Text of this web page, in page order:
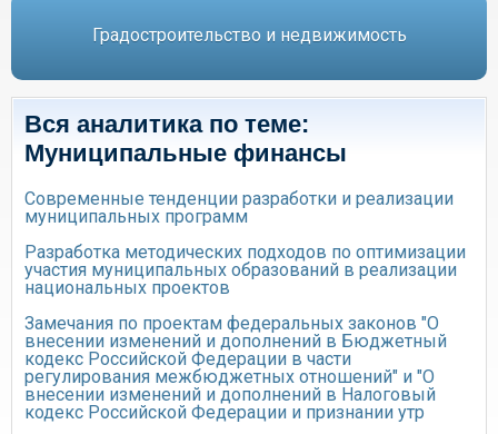
Градостроительство и недвижимость
Вся аналитика по теме:
Муниципальные финансы
Современные тенденции разработки и реализации
муниципальных программ
Разработка методических подходов по оптимизации
участия муниципальных образований в реализации
национальных проектов
Замечания по проектам федеральных законов "О
внесении изменений и дополнений в Бюджетный
кодекс Российской Федерации в части
регулирования межбюджетных отношений" и "О
внесении изменений и дополнений в Налоговый
кодекс Российской Федерации и признании утр